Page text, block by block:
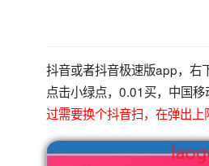
抖音或者抖音极速版app，右
点击小绿点，0.01买，中国
过需要换个抖音扫，在弹出